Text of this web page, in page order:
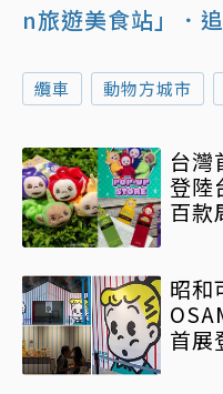
n旅遊美食站」
．
纜車 動物方城市
台灣
登陸
百款
昭和
首展